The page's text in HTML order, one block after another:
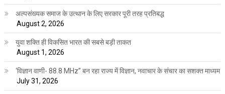
अल्पसंख्यक समाज के उत्थान के लिए सरकार पूरी तरह प्रतिबद्ध
August 2, 2026
युवा शक्ति ही विकसित भारत की सबसे बड़ी ताकत
August 1, 2026
‘विज्ञान वाणी- 88.8 MHz” बन रहा राज्य में विज्ञान, नवाचार के संचार का सशक्त माध्यम
July 31, 2026